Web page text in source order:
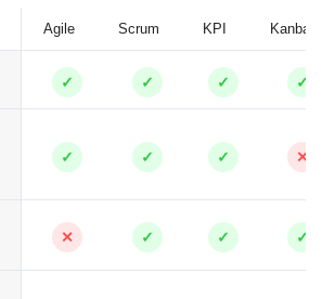
Agile Scrum KPI Kanban
✓ ✓ ✓ ✓
✓ ✓ ✓ ✕
✕ ✓ ✓ ✓